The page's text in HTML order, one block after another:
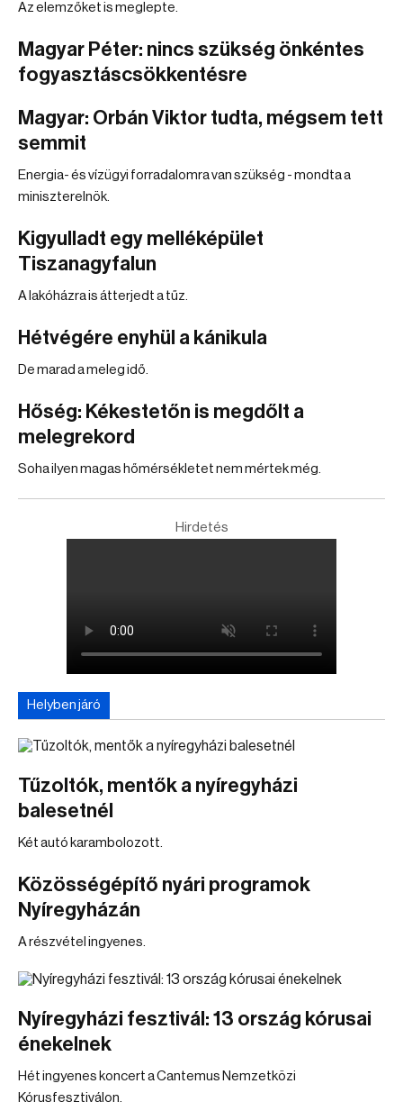
Az elemzőket is meglepte.
Magyar Péter: nincs szükség önkéntes
fogyasztáscsökkentésre
Magyar: Orbán Viktor tudta, mégsem tett
semmit
Energia- és vízügyi forradalomra van szükség - mondta a
miniszterelnök.
Kigyulladt egy melléképület
Tiszanagyfalun
A lakóházra is átterjedt a tűz.
Hétvégére enyhül a kánikula
De marad a meleg idő.
Hőség: Kékestetőn is megdőlt a
melegrekord
Soha ilyen magas hőmérsékletet nem mértek még.
Hirdetés
Helyben járó
Tűzoltók, mentők a nyíregyházi
balesetnél
Két autó karambolozott.
Közösségépítő nyári programok
Nyíregyházán
A részvétel ingyenes.
Nyíregyházi fesztivál: 13 ország kórusai
énekelnek
Hét ingyenes koncert a Cantemus Nemzetközi
Kórusfesztiválon.